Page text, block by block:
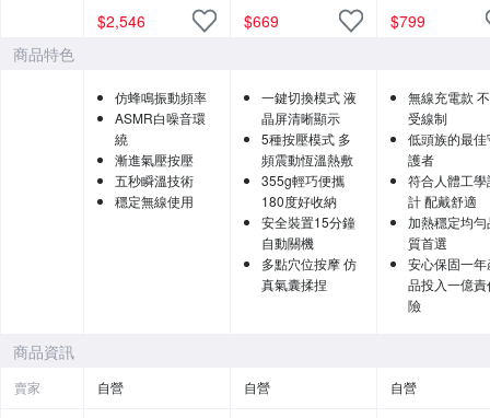
罩(眼部按摩/眼
罩/眼周/紓壓/熱
$2,546
罩KM3(USB充電
式)
$669
溫控熱敷眼罩
A00026溫熱
$799
商品特色
仿蜂鳴振動頻率
ASMR白噪音環
繞
漸進氣壓按壓
五秒瞬溫技術
穩定無線使用
一鍵切換模式 液
晶屏清晰顯示
5種按壓模式 多
頻震動恆溫熱敷
355g輕巧便攜
180度好收納
安全裝置15分鐘
自動關機
多點穴位按摩 仿
真氣囊揉捏
無線充電款
受線制
低頭族的最佳
護者
符合人體工學
計 配戴舒適
加熱穩定均勻
質首選
安心保固一年
品投入一億責
險
商品資訊
賣家 自營 自營 自營